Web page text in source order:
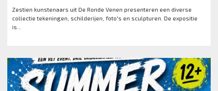
Zestien kunstenaars uit De Ronde Venen presenteren een diverse
collectie tekeningen, schilderijen, foto's en sculpturen. De expositie
is...